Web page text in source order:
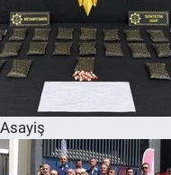
Asayiş